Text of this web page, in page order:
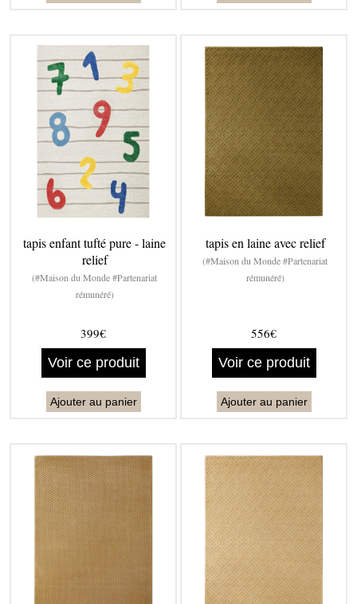
tapis enfant tufté pure - laine
relief
(#Maison du Monde #Partenariat
rémunéré)
399€
Voir ce produit
Ajouter au panier
tapis en laine avec relief
(#Maison du Monde #Partenariat
rémunéré)
556€
Voir ce produit
Ajouter au panier